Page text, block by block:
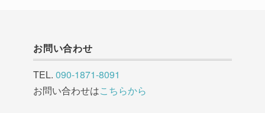
お問い合わせ
TEL. 090-1871-8091
お問い合わせはこちらから